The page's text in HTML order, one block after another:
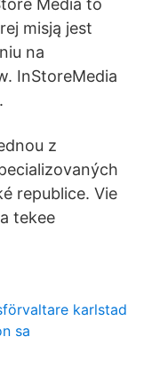
Media to
misją jest
na
InStoreMedia
z
republice. Vie
tekee
karlstad
sa